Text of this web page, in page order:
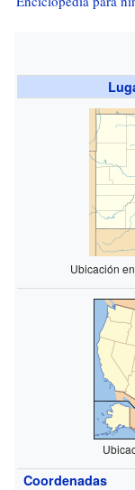
Ubicación
Coordenadas